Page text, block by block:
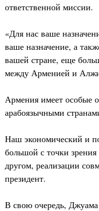
ответственной миссии.
«Для нас ваше
ваше назначение, а
вашей стране, еще
между Арменией и
Армения имеет особые
арабоязычными
Наш экономический и
большой с точки зрения
другом, реализации
президент.
В свою очередь, Джуама